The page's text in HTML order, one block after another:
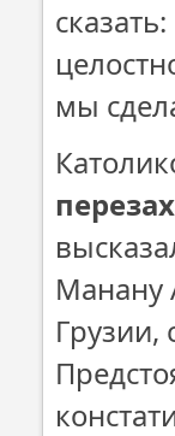
мы
Манану
Грузии,